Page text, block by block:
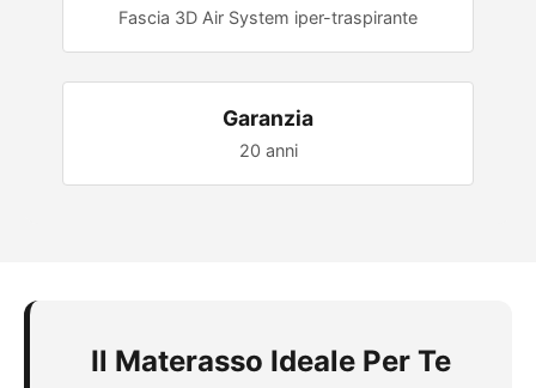
Fascia 3D Air System iper-traspirante
Garanzia
20 anni
Il Materasso Ideale Per Te